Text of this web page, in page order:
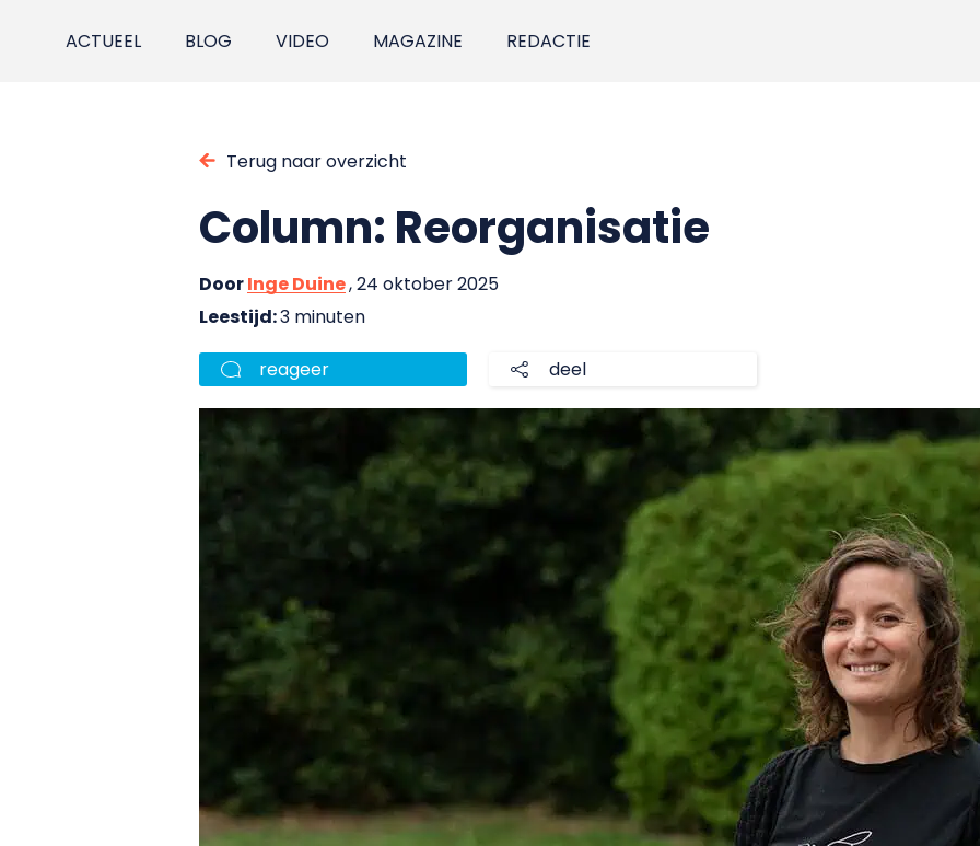
ACTUEEL BLOG VIDEO MAGAZINE REDACTIE
Terug naar overzicht
Column: Reorganisatie
DoorInge Duine, 24 oktober 2025
Leestijd:3 minuten
reageer deel